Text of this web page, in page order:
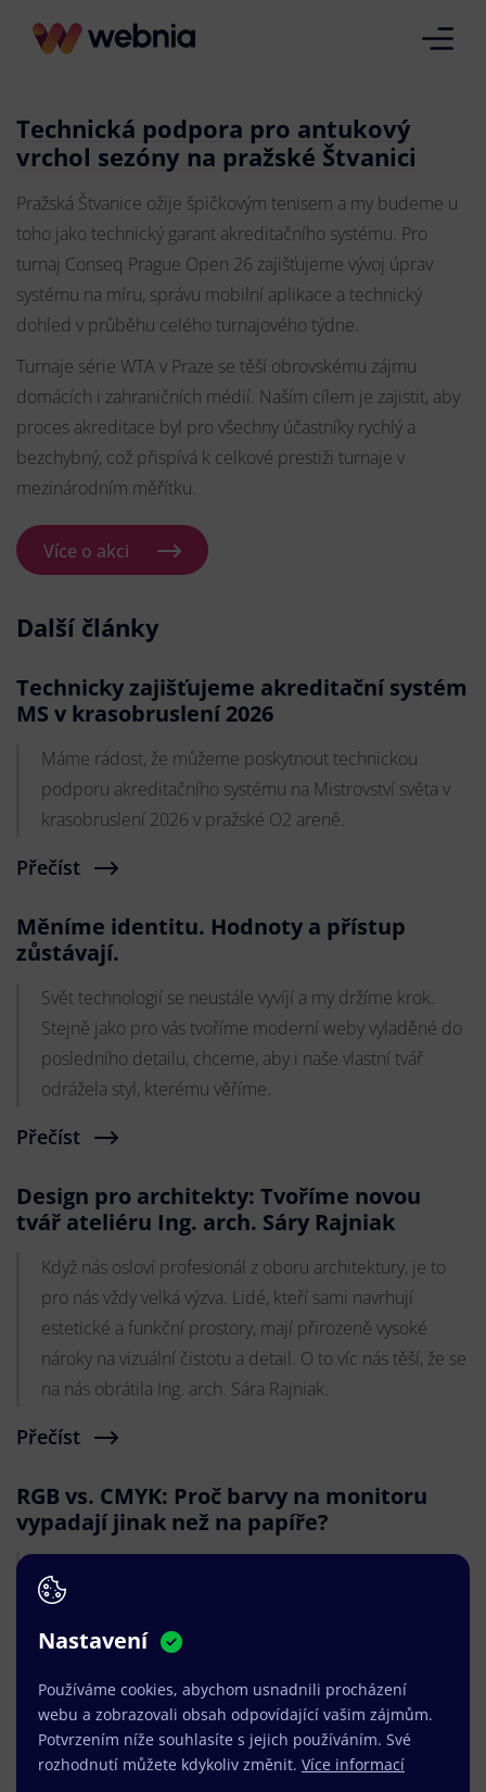
Technická podpora pro antukový
vrchol sezóny na pražské Štvanici
Pražská Štvanice ožije špičkovým tenisem a my budeme u
toho jako technický garant akreditačního systému. Pro
turnaj Conseq Prague Open 26 zajišťujeme vývoj úprav
systému na míru, správu mobilní aplikace a technický
dohled v průběhu celého turnajového týdne.
Turnaje série WTA v Praze se těší obrovskému zájmu
domácích i zahraničních médií. Naším cílem je zajistit, aby
proces akreditace byl pro všechny účastníky rychlý a
bezchybný, což přispívá k celkové prestiži turnaje v
mezinárodním měřítku.
Více o akci
Další články
Technicky zajišťujeme akreditační systém
MS v krasobruslení 2026
Máme rádost, že můžeme poskytnout technickou
podporu akreditačního systému na Mistrovství světa v
krasobruslení 2026 v pražské O2 areně.
Přečíst
Měníme identitu. Hodnoty a přístup
zůstávají.
Svět technologií se neustále vyvíjí a my držíme krok.
Stejně jako pro vás tvoříme moderní weby vyladěné do
posledního detailu, chceme, aby i naše vlastní tvář
odrážela styl, kterému věříme.
Přečíst
Design pro architekty: Tvoříme novou
tvář ateliéru Ing. arch. Sáry Rajniak
Když nás osloví profesionál z oboru architektury, je to
pro nás vždy velká výzva. Lidé, kteří sami navrhují
estetické a funkční prostory, mají přirozeně vysoké
nároky na vizuální čistotu a detail. O to víc nás těší, že se
na nás obrátila Ing. arch. Sára Rajniak.
Přečíst
RGB vs. CMYK: Proč barvy na monitoru
vypadají jinak než na papíře?
Přesto se může stát, že odstín na monitoru neodpovídá
výslednému tisku. Nejde o chybu, ale o technologický
rozdíl, kterému umíme předejít.
Přečíst
1 2 3 6 8
Nastavení
Používáme cookies, abychom usnadnili procházení
webu a zobrazovali obsah odpovídající vašim zájmům.
Potvrzením níže souhlasíte s jejich používáním. Své
rozhodnutí můžete kdykoliv změnit. Více informací